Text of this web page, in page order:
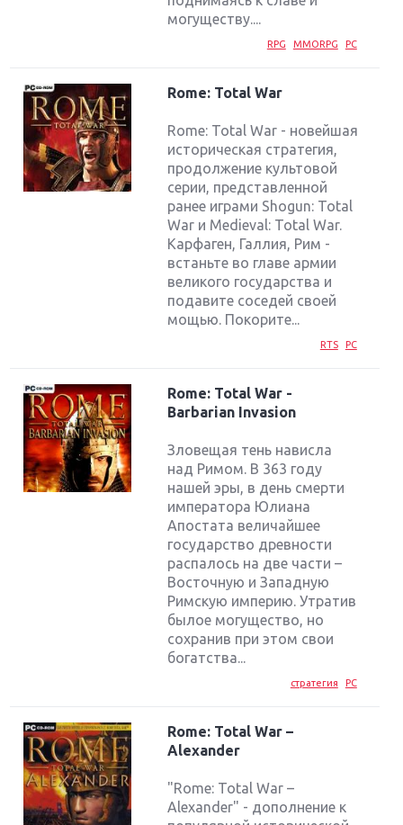
могуществу....
RPG MMORPG PC
Rome: Total War
Rome: Total War - новейшая
историческая стратегия,
продолжение культовой
серии, представленной
ранее играми Shogun: Total
War и Medieval: Total War.
Карфаген, Галлия, Рим -
встаньте во главе армии
великого государства и
подавите соседей своей
мощью. Покорите...
RTS PC
Rome: Total War -
Barbarian Invasion
Зловещая тень нависла
над Римом. В 363 году
нашей эры, в день смерти
императора Юлиана
Апостата величайшее
государство древности
распалось на две части –
Восточную и Западную
Римскую империю. Утратив
былое могущество, но
сохранив при этом свои
богатства...
стратегия PC
Rome: Total War –
Alexander
"Rome: Total War –
Alexander" - дополнение к